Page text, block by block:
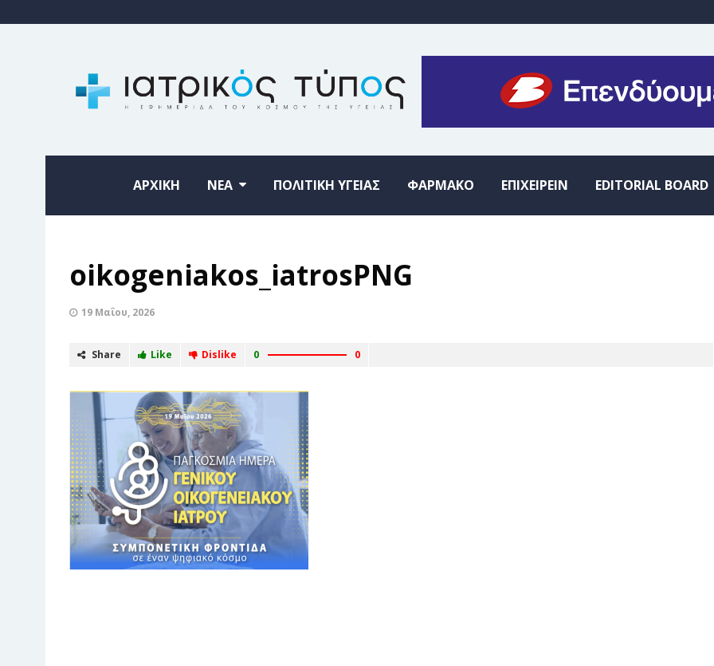
ΑΡΧΙΚΗ ΝΕΑ ΠΟΛΙΤΙΚΗ ΥΓΕΙΑΣ ΦΑΡΜΑΚΟ ΕΠΙΧΕΙΡΕΙΝ EDITORIAL BOARD
oikogeniakos_iatrosPNG
19 Μαΐου, 2026
Share Like Dislike 0 0